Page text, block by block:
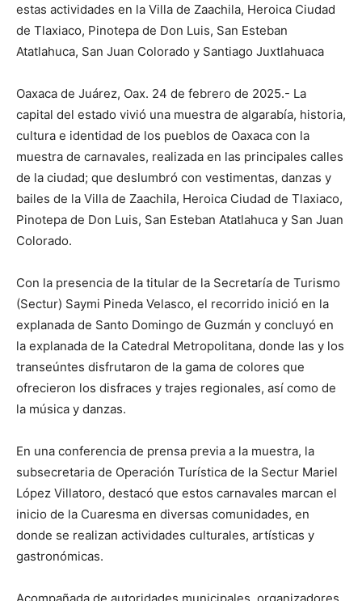
estas actividades en la Villa de Zaachila, Heroica Ciudad
de Tlaxiaco, Pinotepa de Don Luis, San Esteban
Atatlahuca, San Juan Colorado y Santiago Juxtlahuaca
Oaxaca de Juárez, Oax. 24 de febrero de 2025.- La
capital del estado vivió una muestra de algarabía, historia,
cultura e identidad de los pueblos de Oaxaca con la
muestra de carnavales, realizada en las principales calles
de la ciudad; que deslumbró con vestimentas, danzas y
bailes de la Villa de Zaachila, Heroica Ciudad de Tlaxiaco,
Pinotepa de Don Luis, San Esteban Atatlahuca y San Juan
Colorado.
Con la presencia de la titular de la Secretaría de Turismo
(Sectur) Saymi Pineda Velasco, el recorrido inició en la
explanada de Santo Domingo de Guzmán y concluyó en
la explanada de la Catedral Metropolitana, donde las y los
transeúntes disfrutaron de la gama de colores que
ofrecieron los disfraces y trajes regionales, así como de
la música y danzas.
En una conferencia de prensa previa a la muestra, la
subsecretaria de Operación Turística de la Sectur Mariel
López Villatoro, destacó que estos carnavales marcan el
inicio de la Cuaresma en diversas comunidades, en
donde se realizan actividades culturales, artísticas y
gastronómicas.